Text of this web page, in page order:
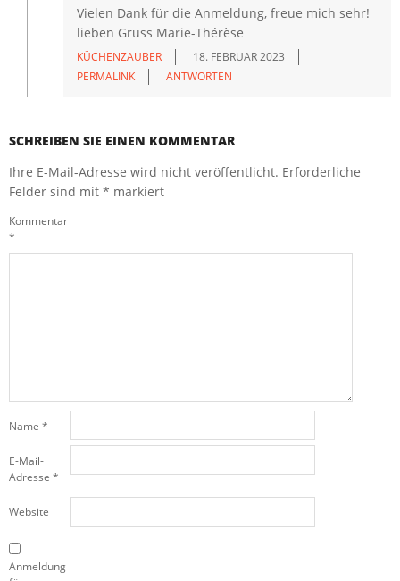
Vielen Dank für die Anmeldung, freue mich sehr!
lieben Gruss Marie-Thérèse
KÜCHENZAUBER
18. FEBRUAR 2023
PERMALINK
ANTWORTEN
SCHREIBEN SIE EINEN KOMMENTAR
Ihre E-Mail-Adresse wird nicht veröffentlicht. Erforderliche
Felder sind mit * markiert
Kommentar
*
Name *
E-Mail-
Adresse *
Website
Anmeldung